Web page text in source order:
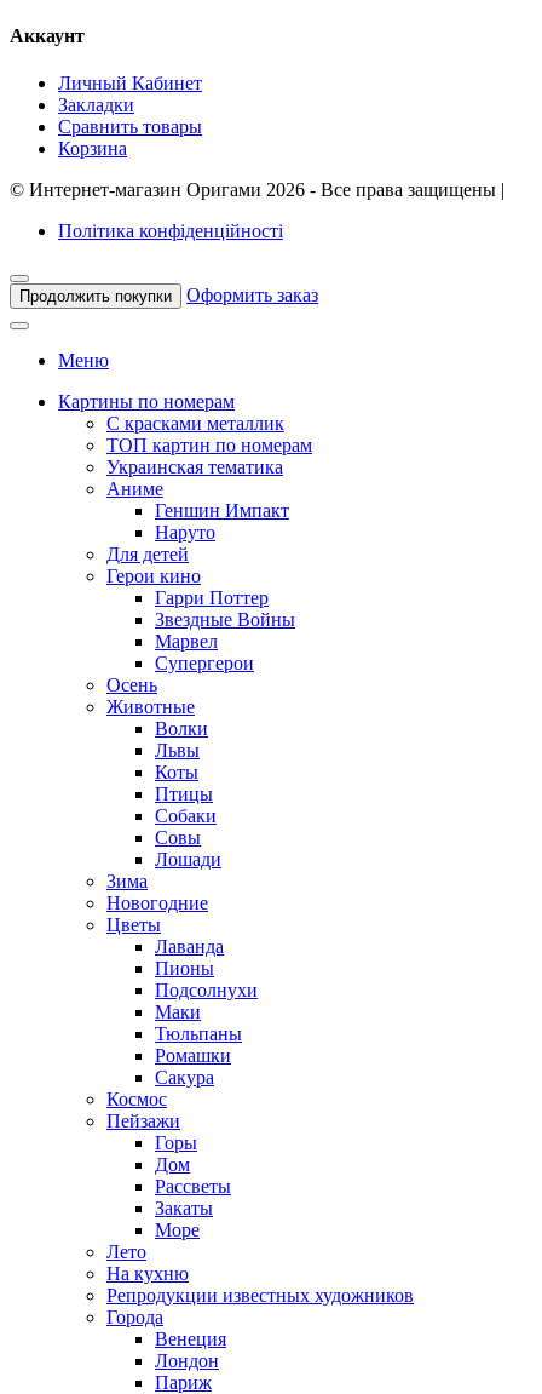
Аккаунт
Личный Кабинет
Закладки
Сравнить товары
Корзина
© Интернет-магазин Оригами 2026 - Все права защищены
Політика конфіденційності
Продолжить покупки Оформить заказ
Меню
Картины по номерам
С красками металлик
ТОП картин по номерам
Украинская тематика
Аниме
Геншин Импакт
Наруто
Для детей
Герои кино
Гарри Поттер
Звездные Войны
Марвел
Супергерои
Осень
Животные
Волки
Львы
Коты
Птицы
Собаки
Совы
Лошади
Зима
Новогодние
Цветы
Лаванда
Пионы
Подсолнухи
Маки
Тюльпаны
Ромашки
Сакура
Космос
Пейзажи
Горы
Дом
Рассветы
Закаты
Море
Лето
На кухню
Репродукции известных художников
Города
Венеция
Лондон
Париж